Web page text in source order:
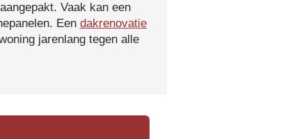
Vaak kan een
Een dakrenovatie
jarenlang tegen alle